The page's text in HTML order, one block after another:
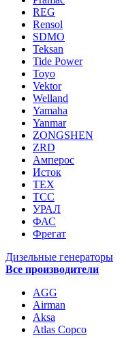
REG
Rensol
SDMO
Teksan
Tide Power
Toyo
Vektor
Welland
Yamaha
Yanmar
ZONGSHEN
ZRD
Амперос
Исток
ТЕХ
ТСС
УРАЛ
ФАС
Фрегат
Дизельные генераторы
Все производители
AGG
Airman
Aksa
Atlas Copco